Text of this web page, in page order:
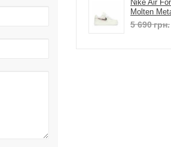
Nike Air
Molten
5 690грн.